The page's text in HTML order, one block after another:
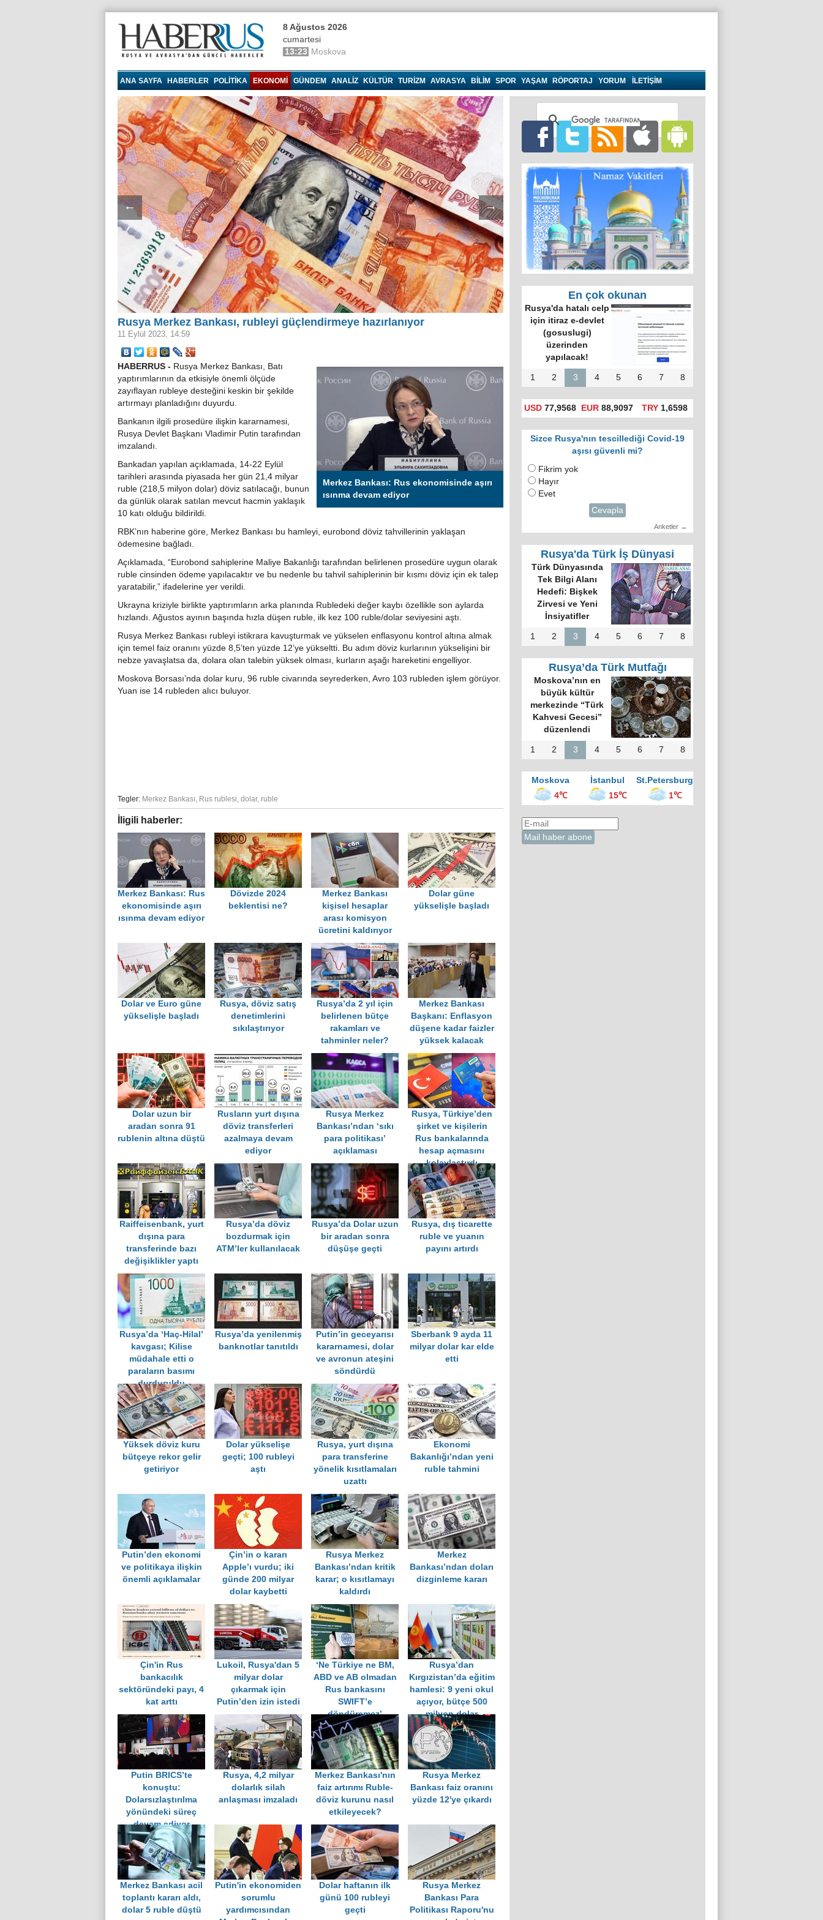
8 Ağustos 2026
cumartesi
13:23 Moskova
ANA SAYFA HABERLER POLITIKA EKONOMI GÜNDEM ANALIZ KÜLTÜR TURIZM AVRASYA BILIM SPOR YAŞAM RÖPORTAJ YORUM İLETİŞİM
← →
Rusya Merkez Bankası, rubleyi güçlendirmeye hazırlanıyor
11 Eylül 2023, 14:59
Merkez Bankası: Rus ekonomisinde aşırı
ısınma devam ediyor
HABERRUS - Rusya Merkez Bankası, Batı
yaptırımlarının da etkisiyle önemli ölçüde
zayıflayan rubleye desteğini keskin bir şekilde
artırmayı planladığını duyurdu.
Bankanın ilgili prosedüre ilişkin kararnamesi,
Rusya Devlet Başkanı Vladimir Putin tarafından
imzalandı.
Bankadan yapılan açıklamada, 14-22 Eylül
tarihleri arasında piyasada her gün 21,4 milyar
ruble (218,5 milyon dolar) döviz satılacağı, bunun
da günlük olarak satılan mevcut hacmin yaklaşık
10 katı olduğu bildirildi.
RBK’nın haberine göre, Merkez Bankası bu hamleyi, eurobond döviz tahvillerinin yaklaşan
ödemesine bağladı.
Açıklamada, “Eurobond sahiplerine Maliye Bakanlığı tarafından belirlenen prosedüre uygun olarak
ruble cinsinden ödeme yapılacaktır ve bu nedenle bu tahvil sahiplerinin bir kısmı döviz için ek talep
yaratabilir,” ifadelerine yer verildi.
Ukrayna kriziyle birlikte yaptırımların arka planında Rubledeki değer kaybı özellikle son aylarda
hızlandı. Ağustos ayının başında hızla düşen ruble, ilk kez 100 ruble/dolar seviyesini aştı.
Rusya Merkez Bankası rubleyi istikrara kavuşturmak ve yükselen enflasyonu kontrol altına almak
için temel faiz oranını yüzde 8,5’ten yüzde 12’ye yükseltti. Bu adım döviz kurlarının yükselişini bir
nebze yavaşlatsa da, dolara olan talebin yüksek olması, kurların aşağı hareketini engelliyor.
Moskova Borsası’nda dolar kuru, 96 ruble civarında seyrederken, Avro 103 rubleden işlem görüyor.
Yuan ise 14 rubleden alıcı buluyor.
Tegler: Merkez Bankası, Rus rublesi, dolar, ruble
İligili haberler:
Merkez Bankası: Rus
ekonomisinde aşırı
ısınma devam ediyor
Dövizde 2024
beklentisi ne?
Merkez Bankası
kişisel hesaplar
arası komisyon
ücretini kaldırıyor
Dolar güne
yükselişle başladı
Dolar ve Euro güne
yükselişle başladı
Rusya, döviz satış
denetimlerini
sıkılaştırıyor
Rusya’da 2 yıl için
belirlenen bütçe
rakamları ve
tahminler neler?
Merkez Bankası
Başkanı: Enflasyon
düşene kadar faizler
yüksek kalacak
Dolar uzun bir
aradan sonra 91
rublenin altına düştü
Rusların yurt dışına
döviz transferleri
azalmaya devam
ediyor
Rusya Merkez
Bankası’ndan ‘sıkı
para politikası’
açıklaması
Rusya, Türkiye’den
şirket ve kişilerin
Rus bankalarında
hesap açmasını
kolaylaştırdı
Raiffeisenbank, yurt
dışına para
transferinde bazı
değişiklikler yaptı
Rusya’da döviz
bozdurmak için
ATM’ler kullanılacak
Rusya’da Dolar uzun
bir aradan sonra
düşüşe geçti
Rusya, dış ticarette
ruble ve yuanın
payını artırdı
Rusya’da ‘Haç-Hilal’
kavgası; Kilise
müdahale etti o
paraların basımı
durduruldu
Rusya’da yenilenmiş
banknotlar tanıtıldı
Putin’in geceyarısı
kararnamesi, dolar
ve avronun ateşini
söndürdü
Sberbank 9 ayda 11
milyar dolar kar elde
etti
Yüksek döviz kuru
bütçeye rekor gelir
getiriyor
Dolar yükselişe
geçti; 100 rubleyi
aştı
Rusya, yurt dışına
para transferine
yönelik kısıtlamaları
uzattı
Ekonomi
Bakanlığı’ndan yeni
ruble tahmini
Putin’den ekonomi
ve politikaya ilişkin
önemli açıklamalar
Çin’in o kararı
Apple’ı vurdu; iki
günde 200 milyar
dolar kaybetti
Rusya Merkez
Bankası’ndan kritik
karar; o kısıtlamayı
kaldırdı
Merkez
Bankası’ndan doları
dizginleme kararı
Çin'in Rus
bankacılık
sektöründeki payı, 4
kat arttı
Lukoil, Rusya'dan 5
milyar dolar
çıkarmak için
Putin’den izin istedi
‘Ne Türkiye ne BM,
ABD ve AB olmadan
Rus bankasını
SWIFT’e
döndüremez’
Rusya’dan
Kırgızistan’da eğitim
hamlesi: 9 yeni okul
açıyor, bütçe 500
milyon dolar
Putin BRICS’te
konuştu:
Dolarsızlaştırılma
yönündeki süreç
devam ediyor
Rusya, 4,2 milyar
dolarlık silah
anlaşması imzaladı
Merkez Bankası'nın
faiz artırımı Ruble-
döviz kurunu nasıl
etkileyecek?
Rusya Merkez
Bankası faiz oranını
yüzde 12'ye çıkardı
Merkez Bankası acil
toplantı kararı aldı,
dolar 5 ruble düştü
Putin'in ekonomiden
sorumlu
yardımcısından
Dolar haftanın ilk
günü 100 rubleyi
geçti
Rusya Merkez
Bankası Para
Politikası Raporu'nu
En çok okunan
Rusya'da hatalı celp
için itiraz e-devlet
(gosuslugi)
üzerinden
yapılacak!
1 2 3 4 5 6 7 8
USD 77,9568 EUR 88,9097 TRY1,6598
Sizce Rusya'nın tescillediği Covid-19
aşısı güvenli mi?
Fikrim yok
Hayır
Evet
Cevapla
Anketler →
Rusya'da Türk İş Dünyasi
Türk Dünyasında
Tek Bilgi Alanı
Hedefi: Bişkek
Zirvesi ve Yeni
İnsiyatifler
1 2 3 4 5 6 7 8
Rusya’da Türk Mutfağı
Moskova’nın en
büyük kültür
merkezinde “Türk
Kahvesi Gecesi”
düzenlendi
1 2 3 4 5 6 7 8
Moskova İstanbul
St.Petersburg
4℃
15℃ 1℃